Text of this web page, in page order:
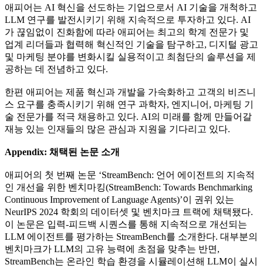
애피어는 AI 혁신을 선도하는 기업으로서 AI 기술을 개척하고
LLM 연구를 발전시키기 위해 지속적으로 투자하고 있다. AI
가 끊임없이 진화함에 따라 애피어는 최고의 학계 전문가 및
업계 리더들과 협력해 혁신적인 기술을 탐구하고, 디지털 광고
및 마케팅 분야를 변화시킬 실용적이고 최첨단의 솔루션을 제
공하는 데 전념하고 있다.
한편 애피어는 제품 혁신과 개발을 가속화하고 고객의 비즈니
스 요구를 충족시키기 위해 연구 과학자, 엔지니어, 마케팅 기
술 전문가를 적극 채용하고 있다. AI의 미래를 함께 만들어갈
재능 있는 인재들의 많은 관심과 지원을 기다리고 있다.
Appendix: 채택된 논문 소개
애피어의 첫 번째 논문 ‘StreamBench: 언어 에이전트의 지속적
인 개선을 위한 벤치마킹(StreamBench: Towards Benchmarking
Continuous Improvement of Language Agents)’이 권위 있는
NeurIPS 2024 학회의 데이터셋 및 벤치마크 트랙에 채택됐다.
이 논문은 입력-피드백 시퀀스를 통해 지속적으로 개선되는
LLM 에이전트를 평가하는 StreamBench를 소개한다. 대부분의
벤치마크가 LLM의 고유 능력에 초점을 맞추는 반면,
StreamBench는 온라인 학습 환경을 시뮬레이션해 LLM이 실시